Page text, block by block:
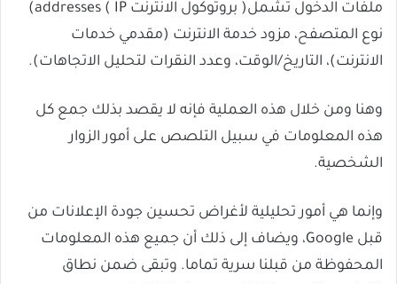
ملفات الدخول تشمل( بروتوكول الانترنت IP ) addresses)
نوع المتصفح، مزود خدمة الانترنت (مقدمي خدمات
الانترنت)، التاريخ/الوقت، وعدد النقرات لتحليل الاتجاهات).
وهنا ومن خلال هذه العملية فإنه لا يقصد بذلك جمع كل
هذه المعلومات في سبيل التلصص على أمور الزوار
الشخصية.
وإنما هي أمور تحليلية لأغراض تحسين جودة الإعلانات من
قبل Google، ويضاف إلى ذلك أن جميع هذه المعلومات
المحفوظة من قبلنا سرية تماما. وتبقى ضمن نطاق